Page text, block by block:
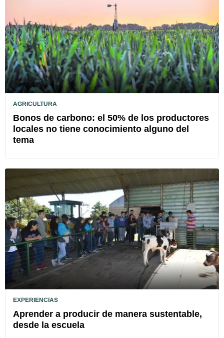
AGRICULTURA
Bonos de carbono: el 50% de los productores
locales no tiene conocimiento alguno del
tema
EXPERIENCIAS
Aprender a producir de manera sustentable,
desde la escuela